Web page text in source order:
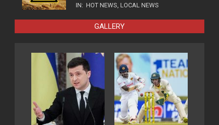
IN: HOT NEWS LOCAL NEWS
GALLERY